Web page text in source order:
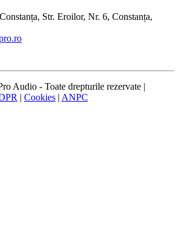
Str. Eroilor, Nr. 6, Constanța,
Audio - Toate drepturile rezervate |
| Cookies | ANPC